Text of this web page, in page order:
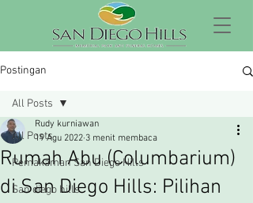
Postingan
All Posts
Pemakaman San Diego Hills
San diego hills
All Posts
Rumah Abu (Columbarium)
di San Diego Hills: Pilihan
Rudy kurniawan
19 Agu 2022 3 menit membaca